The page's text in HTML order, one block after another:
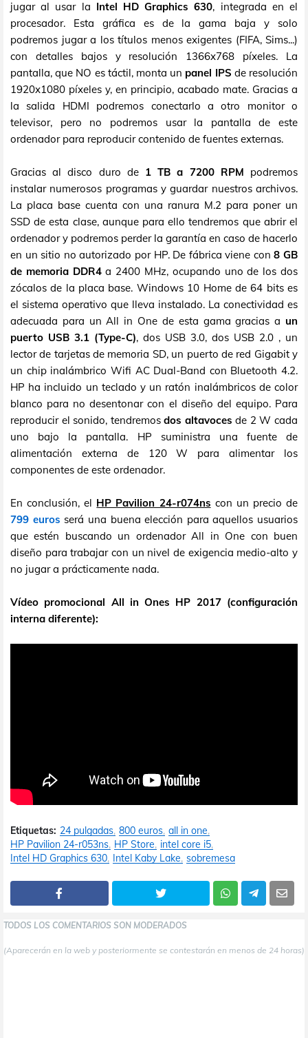
jugar al usar la Intel HD Graphics 630, integrada en el
procesador. Esta gráfica es de la gama baja y solo
podremos jugar a los títulos menos exigentes (FIFA, Sims...)
con detalles bajos y resolución 1366x768 píxeles. La
pantalla, que NO es táctil, monta un panel IPS de resolución
1920x1080 píxeles y, en principio, acabado mate. Gracias a
la salida HDMI podremos conectarlo a otro monitor o
televisor, pero no podremos usar la pantalla de este
ordenador para reproducir contenido de fuentes externas.
Gracias al disco duro de 1 TB a 7200 RPM podremos
instalar numerosos programas y guardar nuestros archivos.
La placa base cuenta con una ranura M.2 para poner un
SSD de esta clase, aunque para ello tendremos que abrir el
ordenador y podremos perder la garantía en caso de hacerlo
en un sitio no autorizado por HP. De fábrica viene con8 GB
de memoria DDR4a 2400 MHz, ocupando uno de los dos
zócalos de la placa base. Windows 10 Home de 64 bits es
el sistema operativo que lleva instalado. La conectividad es
adecuada para un All in One de esta gama gracias a un
puerto USB 3.1 (Type-C), dos USB 3.0, dos USB 2.0 , un
lector de tarjetas de memoria SD, un puerto de red Gigabit y
un chip inalámbrico Wifi AC Dual-Band con Bluetooth 4.2.
HP ha incluido un teclado y un ratón inalámbricos de color
blanco para no desentonar con el diseño del equipo. Para
reproducir el sonido, tendremosdos altavoces de 2 W cada
uno bajo la pantalla. HP suministra una fuente de
alimentación externa de 120 W para alimentar los
componentes de este ordenador.
En conclusión, el HP Pavilion 24-r074ns con un precio de
799 euros será una buena elección para aquellos usuarios
que estén buscando un ordenador All in One con buen
diseño para trabajar con un nivel de exigencia medio-alto y
no jugar a prácticamente nada.
Vídeo promocional All in Ones HP 2017 (configuración
interna diferente):
Etiquetas: 24 pulgadas 800 euros all in one
HP Pavilion 24-r053ns HP Store intel core i5
Intel HD Graphics 630 Intel Kaby Lake sobremesa
TODOS LOS COMENTARIOS SON MODERADOS
(Aparecerán en la web y posteriormente se contestarán en menos de 24 horas)